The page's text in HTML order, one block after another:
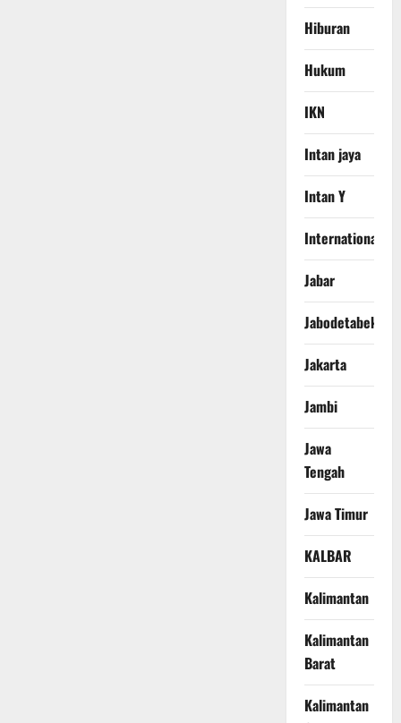
Hiburan
Hukum
IKN
Intan jaya
Intan Y
International
Jabar
Jabodetabek
Jakarta
Jambi
Jawa
Tengah
Jawa Timur
KALBAR
Kalimantan
Kalimantan
Barat
Kalimantan